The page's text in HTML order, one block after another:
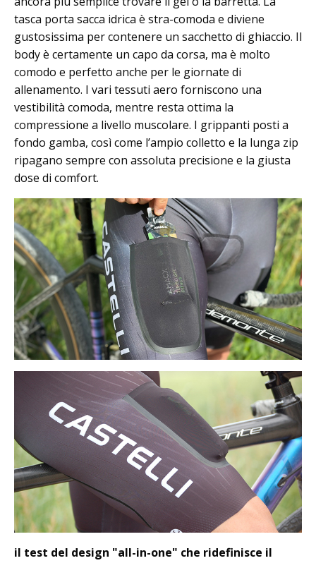
tasca porta sacca idrica è stra-comoda e diviene
gustosissima per contenere un sacchetto di ghiaccio. Il
body è certamente un capo da corsa, ma è molto
comodo e perfetto anche per le giornate di
allenamento. I vari tessuti aero forniscono una
vestibilità comoda, mentre resta ottima la
compressione a livello muscolare. I grippanti posti a
fondo gamba, così come l’ampio colletto e la lunga zip
ripagano sempre con assoluta precisione e la giusta
dose di comfort.
il test del design "all-in-one" che ridefinisce il